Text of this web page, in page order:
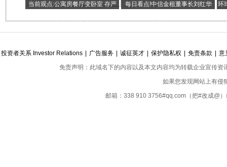
当前观点:公寓房餐厅变卧室 存严
每日看点!中信金租董事长刘红华
环
投资者关系 Investor Relations 广告服务 诚征英才 保护隐私权 免责条款
意
免责声明：此域名下的内容以及本文内容均为转载企业宣传
如果您发现网站上有侵
邮箱：338 910 3756#qq.com（把#改成@